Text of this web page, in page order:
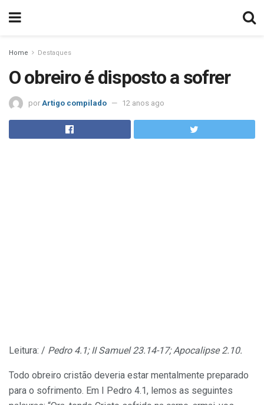
Home Destaques
O obreiro é disposto a sofrer
por Artigo compilado 12 anos ago
Leitura: / Pedro 4.1; II Samuel 23.14-17; Apo­calipse 2.10.
Todo obreiro cristão deveria estar mentalmente preparado
para o sofrimento. Em I Pedro 4.1, lemos as seguintes